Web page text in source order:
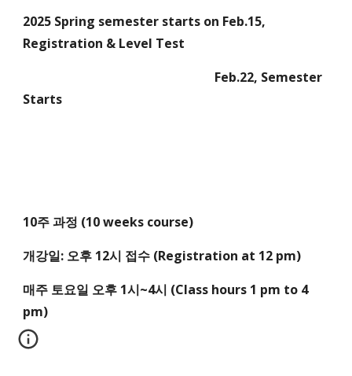
2025 Spring semester starts on Feb.15,
Registration & Level Test
Feb.22, Semester
Starts
10주 과정 (10 weeks course)
개강일: 오후 12시 접수 (Registration at 12 pm)
매주 토요일 오후 1시~4시 (Class hours 1 pm to 4
pm)